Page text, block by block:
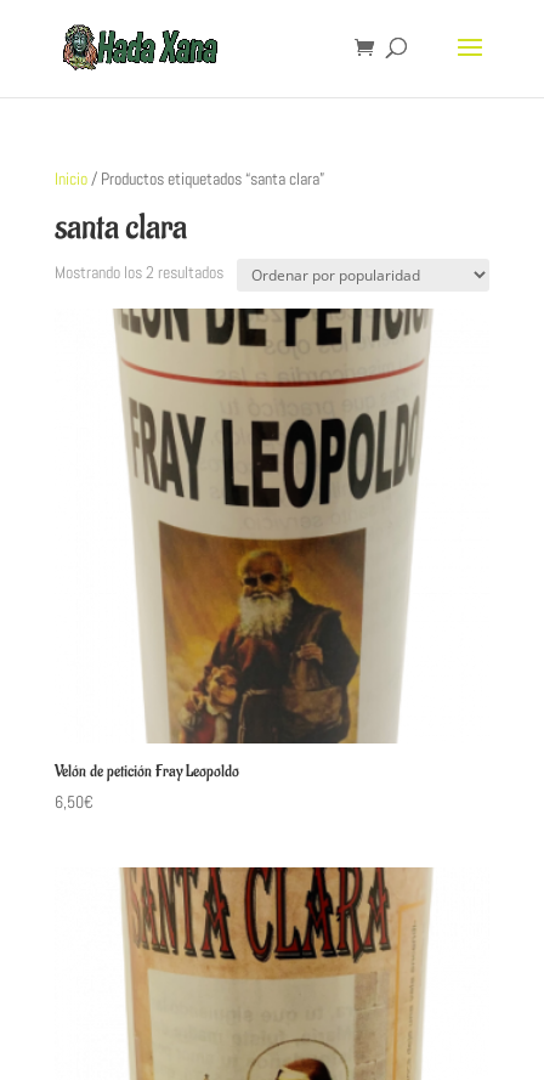
Inicio/ Productos etiquetados “santa clara”
santa clara
Mostrando los 2 resultados
Velón de petición Fray Leopoldo
6,50€